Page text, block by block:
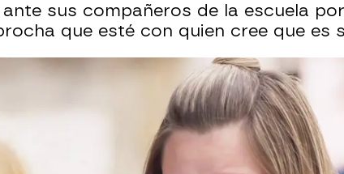
sus compañeros de la escuela
que esté con quien cree que es